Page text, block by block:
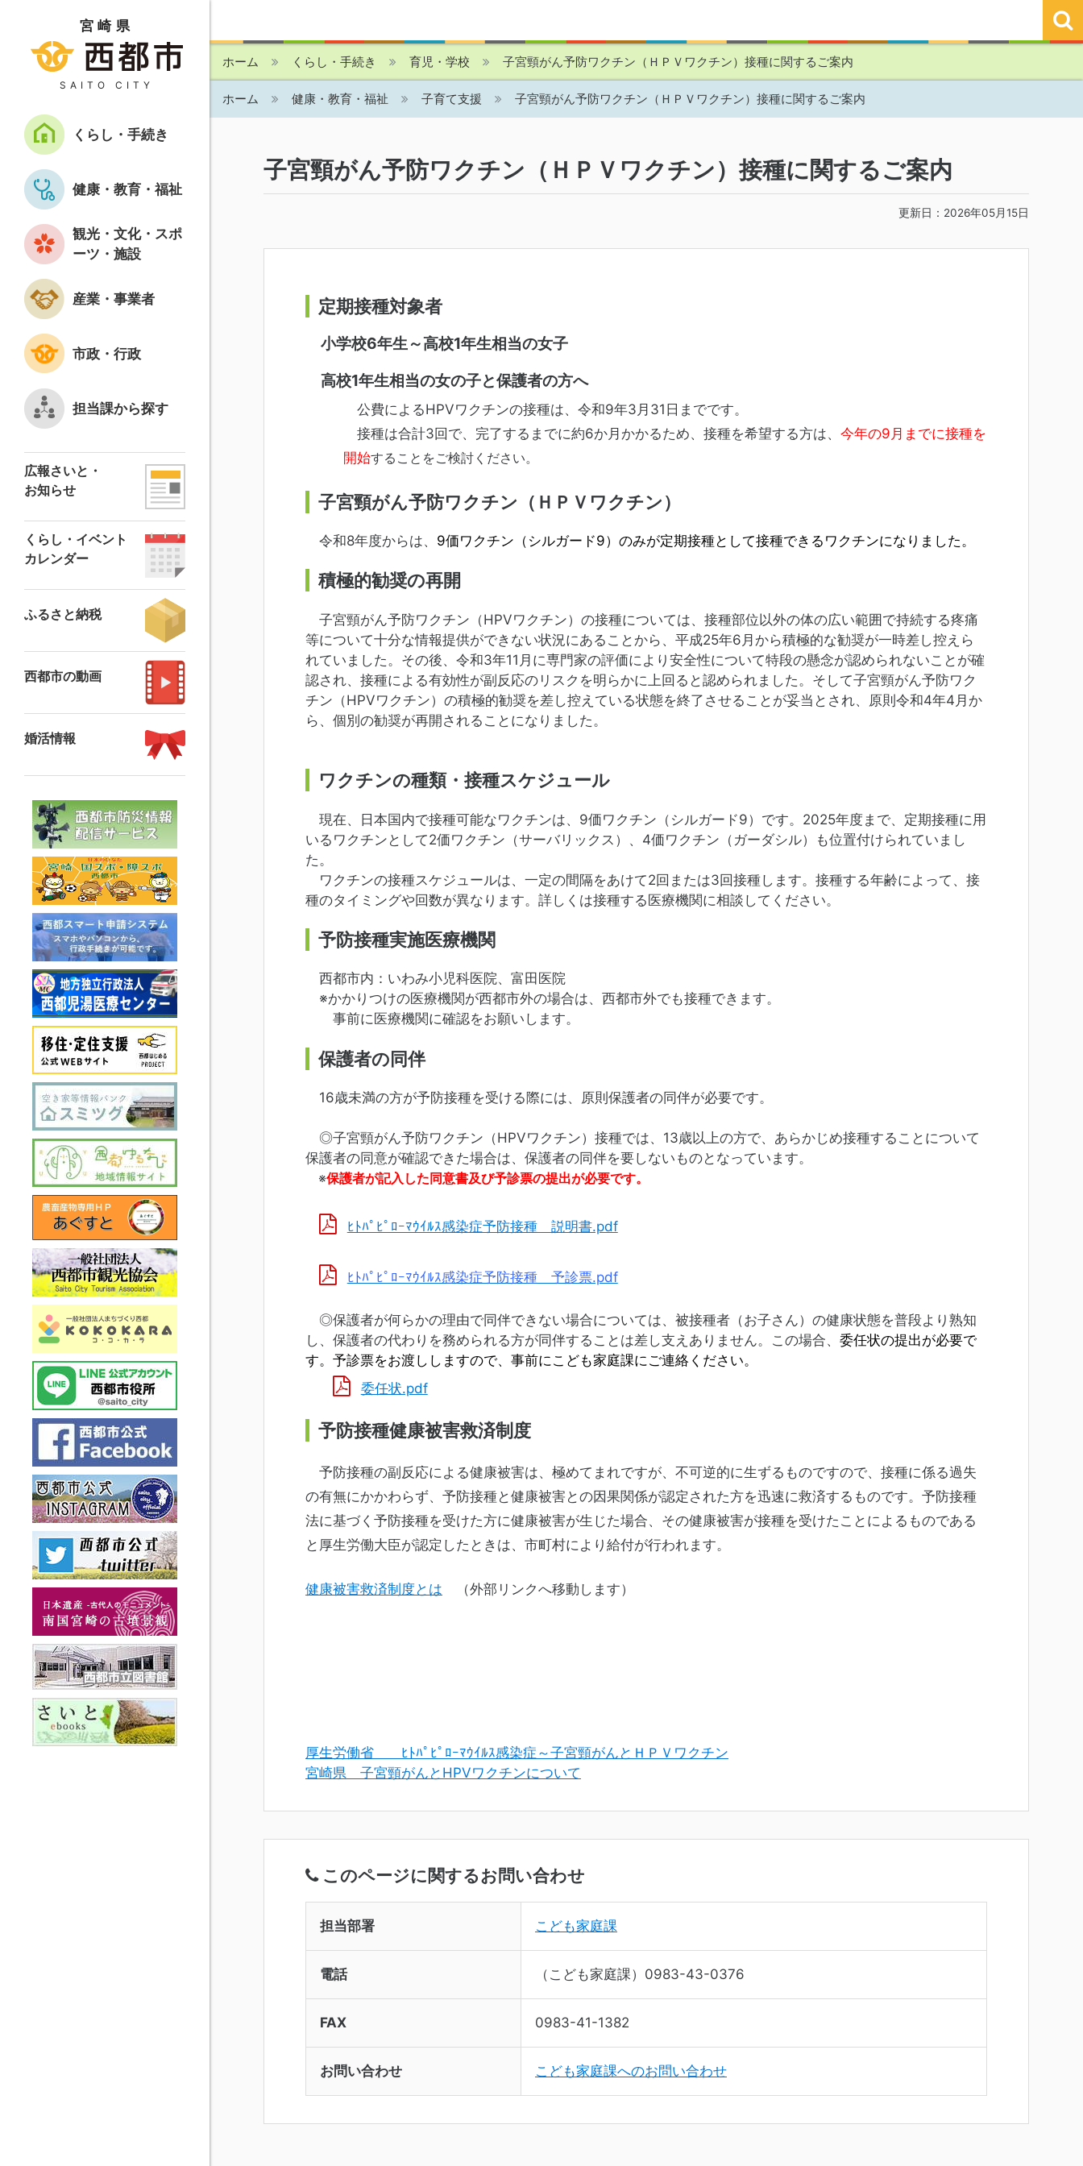
宮崎県
SAITO CITY
くらし・手続き
健康・教育・福祉
観光・文化・スポ
ーツ・施設
産業・事業者
市政・行政
担当課から探す
広報さいと・
お知らせ
くらし・イベント
カレンダー
ふるさと納税
西都市の動画
婚活情報
ホーム くらし・手続き 育児・学校 子宮頸がん予防ワクチン（ＨＰＶワクチン）接種に関するご案内
ホーム 健康・教育・福祉 子育て支援 子宮頸がん予防ワクチン（ＨＰＶワクチン）接種に関するご案内
子宮頸がん予防ワクチン（ＨＰＶワクチン）接種に関するご案内
更新日：2026年05月15日
定期接種対象者
小学校6年生～高校1年生相当の女子
高校1年生相当の女の子と保護者の方へ
公費によるHPVワクチンの接種は、令和9年3月31日までです。
接種は合計3回で、完了するまでに約6か月かかるため、接種を希望する方は、 今年の9月までに接種を
開始することをご検討ください。
子宮頸がん予防ワクチン（ＨＰＶワクチン）
令和8年度からは、 9価ワクチン（シルガード9）のみが定期接種として接種できるワクチンになりました。
積極的勧奨の再開
子宮頸がん予防ワクチン（HPVワクチン）の接種については、接種部位以外の体の広い範囲で持続する疼痛
等について十分な情報提供ができない状況にあることから、平成25年6月から積極的な勧奨が一時差し控えら
れていました。その後、令和3年11月に専門家の評価により安全性について特段の懸念が認められないことが確
認され、接種による有効性が副反応のリスクを明らかに上回ると認められました。そして子宮頸がん予防ワク
チン（HPVワクチン）の積極的勧奨を差し控えている状態を終了させることが妥当とされ、原則令和4年4月か
ら、個別の勧奨が再開されることになりました。
ワクチンの種類・接種スケジュール
現在、日本国内で接種可能なワクチンは、9価ワクチン（シルガード9）です。2025年度まで、定期接種に用
いるワクチンとして2価ワクチン（サーバリックス）、4価ワクチン（ガーダシル）も位置付けられていまし
た。
ワクチンの接種スケジュールは、一定の間隔をあけて2回または3回接種します。接種する年齢によって、接
種のタイミングや回数が異なります。詳しくは接種する医療機関に相談してください。
予防接種実施医療機関
西都市内：いわみ小児科医院、富田医院
※かかりつけの医療機関が西都市外の場合は、西都市外でも接種できます。
事前に医療機関に確認をお願いします。
保護者の同伴
16歳未満の方が予防接種を受ける際には、原則保護者の同伴が必要です。
◎子宮頸がん予防ワクチン（HPVワクチン）接種では、13歳以上の方で、あらかじめ接種することについて
保護者の同意が確認できた場合は、保護者の同伴を要しないものとなっています。
※保護者が記入した同意書及び予診票の提出が必要です。
ﾋﾄﾊﾟﾋﾟﾛｰﾏｳｲﾙｽ感染症予防接種 説明書.pdf
ﾋﾄﾊﾟﾋﾟﾛｰﾏｳｲﾙｽ感染症予防接種 予診票.pdf
◎保護者が何らかの理由で同伴できない場合については、被接種者（お子さん）の健康状態を普段より熟知
し、保護者の代わりを務められる方が同伴することは差し支えありません。この場合、 委任状の提出が必要で
す。予診票をお渡ししますので、事前にこども家庭課にご連絡ください。
委任状.pdf
予防接種健康被害救済制度
予防接種の副反応による健康被害は、極めてまれですが、不可逆的に生ずるものですので、接種に係る過失
の有無にかかわらず、予防接種と健康被害との因果関係が認定された方を迅速に救済するものです。予防接種
法に基づく予防接種を受けた方に健康被害が生じた場合、その健康被害が接種を受けたことによるものである
と厚生労働大臣が認定したときは、市町村により給付が行われます。
健康被害救済制度とは （外部リンクへ移動します）
厚生労働省 ﾋﾄﾊﾟﾋﾟﾛｰﾏｳｲﾙｽ感染症～子宮頸がんとＨＰＶワクチン
宮崎県 子宮頸がんとHPVワクチンについて
このページに関するお問い合わせ
担当部署 こども家庭課
電話 （こども家庭課）0983-43-0376
FAX 0983-41-1382
お問い合わせ こども家庭課へのお問い合わせ